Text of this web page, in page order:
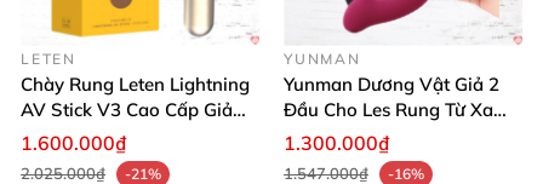
LETEN
Chày Rung Leten Lightning
AV Stick V3 Cao Cấp Giảm
Mỡ Giữ Dáng
1.600.000₫
2.025.000₫
-21%
YUNMAN
Yunman Dương Vật Giả 2
Đầu Cho Les Rung Từ Xa
Kích Thích
1.300.000₫
1.547.000₫
-16%